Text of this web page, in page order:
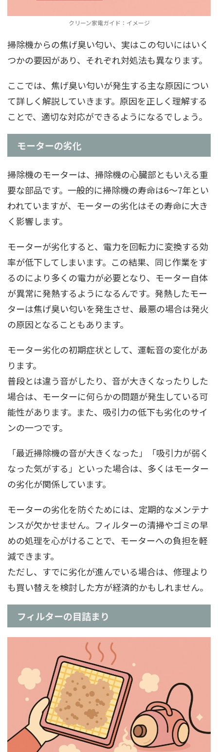
クリーン家電ガイド：イメージ
掃除機からの焦げ臭い匂い、実はこの匂いにはいく
つかの要因があり、それぞれ対処法も異なります。
ここでは、焦げ臭い匂いが発生する主な原因につい
て詳しく解説していきます。原因を正しく理解する
ことで、適切な対応ができるようになるでしょう。
モーターの劣化
掃除機のモーターは、掃除機の心臓部ともいえる重
要な部品です。一般的に掃除機の寿命は6～7年とい
われていますが、モーターの劣化はその寿命に大き
く影響します。
モーターが劣化すると、電力を回転力に変換する効
率が低下してしまいます。この結果、同じ作業をす
るのにより多くの電力が必要となり、モーター自体
が異常に発熱するようになるんです。発熱したモー
ターは焦げ臭い匂いを発生させ、最悪の場合は発火
の原因となることもあります。
モーター劣化の初期症状として、運転音の変化があ
ります。
普段とは違う音がしたり、音が大きくなったりした
場合は、モーターに何らかの問題が発生している可
能性があります。また、吸引力の低下も劣化のサイ
ンの一つです。
「最近掃除機の音が大きくなった」「吸引力が弱く
なった気がする」といった場合は、多くはモーター
の劣化が関係しています。
モーターの劣化を防ぐためには、定期的なメンテナ
ンスが欠かせません。フィルターの清掃やゴミの早
めの処理を心がけることで、モーターへの負担を軽
減できます。
ただし、すでに劣化が進んでいる場合は、修理より
も買い替えを検討した方が経済的かもしれません。
フィルターの目詰まり